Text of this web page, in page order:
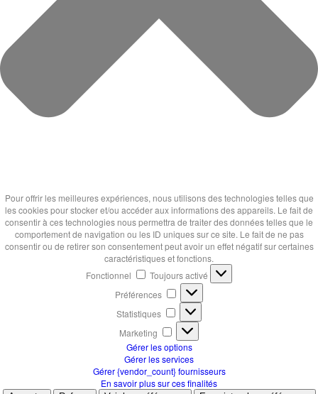
Pour offrir les meilleures expériences, nous utilisons des technologies telles que
les cookies pour stocker et/ou accéder aux informations des appareils. Le fait de
consentir à ces technologies nous permettra de traiter des données telles que le
comportement de navigation ou les ID uniques sur ce site. Le fait de ne pas
consentir ou de retirer son consentement peut avoir un effet négatif sur certaines
caractéristiques et fonctions.
Fonctionnel
Toujours activé
Préférences
Préférences
Statistiques Statistiques
Marketing
Marketing
Gérer les options
Gérer les services
Gérer {vendor_count} fournisseurs
En savoir plus sur ces finalités